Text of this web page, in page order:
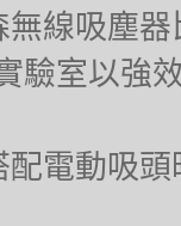
線吸塵
驗室以強
電動吸